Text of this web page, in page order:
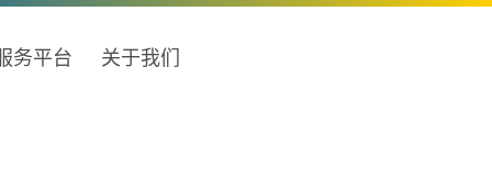
务平台 关于我们